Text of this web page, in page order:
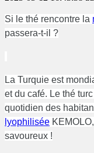
Si le thé rencontre la
passera-t-il ?
La Turquie est
et du café. Le thé
quotidien des
lyophilisée
savoureux !